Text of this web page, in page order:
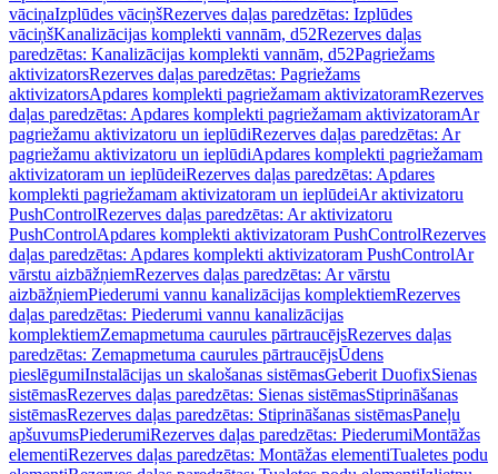
vāciņaIzplūdes vāciņšRezerves daļas paredzētas: Izplūdes
vāciņšKanalizācijas komplekti vannām, d52Rezerves daļas
paredzētas: Kanalizācijas komplekti vannām, d52Pagriežams
aktivizatorsRezerves daļas paredzētas: Pagriežams
aktivizatorsApdares komplekti pagriežamam aktivizatoramRezerves
daļas paredzētas: Apdares komplekti pagriežamam aktivizatoramAr
pagriežamu aktivizatoru un ieplūdiRezerves daļas paredzētas: Ar
pagriežamu aktivizatoru un ieplūdiApdares komplekti pagriežamam
aktivizatoram un ieplūdeiRezerves daļas paredzētas: Apdares
komplekti pagriežamam aktivizatoram un ieplūdeiAr aktivizatoru
PushControlRezerves daļas paredzētas: Ar aktivizatoru
PushControlApdares komplekti aktivizatoram PushControlRezerves
daļas paredzētas: Apdares komplekti aktivizatoram PushControlAr
vārstu aizbāžņiemRezerves daļas paredzētas: Ar vārstu
aizbāžņiemPiederumi vannu kanalizācijas komplektiemRezerves
daļas paredzētas: Piederumi vannu kanalizācijas
komplektiemZemapmetuma caurules pārtraucējsRezerves daļas
paredzētas: Zemapmetuma caurules pārtraucējsŪdens
pieslēgumiInstalācijas un skalošanas sistēmasGeberit DuofixSienas
sistēmasRezerves daļas paredzētas: Sienas sistēmasStiprināšanas
sistēmasRezerves daļas paredzētas: Stiprināšanas sistēmasPaneļu
apšuvumsPiederumiRezerves daļas paredzētas: PiederumiMontāžas
elementiRezerves daļas paredzētas: Montāžas elementiTualetes podu